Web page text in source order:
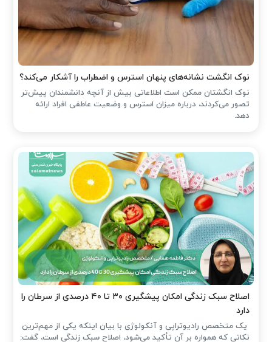
نوک انگشت نشانه‌های پنهان استرس و اضطراب را آشکار می‌کند؟
نوک انگشتان ممکن است اطلاعاتی بیش از آنچه دانشمندان پیش‌تر
تصور می‌کردند، درباره میزان استرس و وضعیت عاطفی افراد ارائه
دهد.
اصلاح سبک زندگی امکان پیشگیری ۳۰ تا ۴۰ درصدی از سرطان را
دارد
یک متخصص رادیوتراپی و آنکولوژی با بیان اینکه یکی از مهم‌ترین
نکاتی که همواره بر آن تأکید می‌شود، اصلاح سبک زندگی است، گفت: